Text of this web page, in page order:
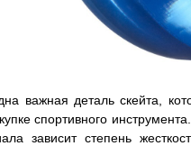
важная деталь скейта,
спортивного
зависит степень